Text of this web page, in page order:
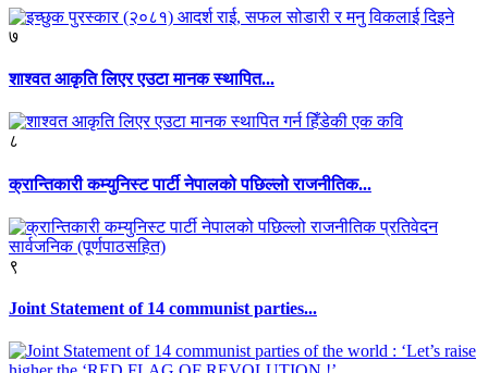
७
शाश्वत आकृति लिएर एउटा मानक स्थापित...
८
क्रान्तिकारी कम्युनिस्ट पार्टी नेपालको पछिल्लो राजनीतिक...
९
Joint Statement of 14 communist parties...